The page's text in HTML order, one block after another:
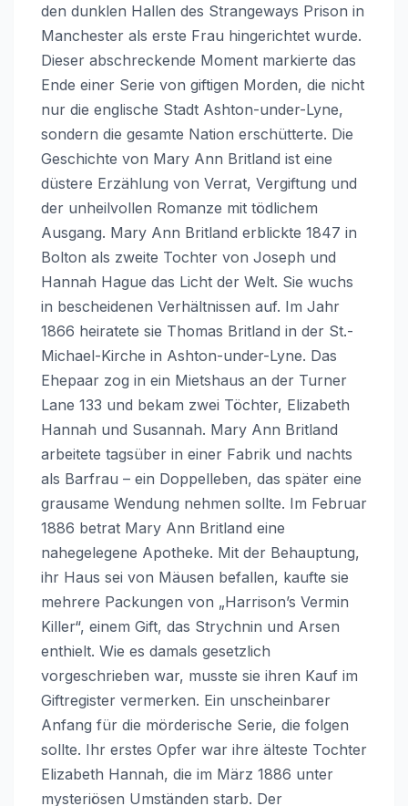
den dunklen Hallen des Strangeways Prison in
Manchester als erste Frau hingerichtet wurde.
Dieser abschreckende Moment markierte das
Ende einer Serie von giftigen Morden, die nicht
nur die englische Stadt Ashton-under-Lyne,
sondern die gesamte Nation erschütterte. Die
Geschichte von Mary Ann Britland ist eine
düstere Erzählung von Verrat, Vergiftung und
der unheilvollen Romanze mit tödlichem
Ausgang. Mary Ann Britland erblickte 1847 in
Bolton als zweite Tochter von Joseph und
Hannah Hague das Licht der Welt. Sie wuchs
in bescheidenen Verhältnissen auf. Im Jahr
1866 heiratete sie Thomas Britland in der St.-
Michael-Kirche in Ashton-under-Lyne. Das
Ehepaar zog in ein Mietshaus an der Turner
Lane 133 und bekam zwei Töchter, Elizabeth
Hannah und Susannah. Mary Ann Britland
arbeitete tagsüber in einer Fabrik und nachts
als Barfrau – ein Doppelleben, das später eine
grausame Wendung nehmen sollte. Im Februar
1886 betrat Mary Ann Britland eine
nahegelegene Apotheke. Mit der Behauptung,
ihr Haus sei von Mäusen befallen, kaufte sie
mehrere Packungen von „Harrison’s Vermin
Killer“, einem Gift, das Strychnin und Arsen
enthielt. Wie es damals gesetzlich
vorgeschrieben war, musste sie ihren Kauf im
Giftregister vermerken. Ein unscheinbarer
Anfang für die mörderische Serie, die folgen
sollte. Ihr erstes Opfer war ihre älteste Tochter
Elizabeth Hannah, die im März 1886 unter
mysteriösen Umständen starb. Der